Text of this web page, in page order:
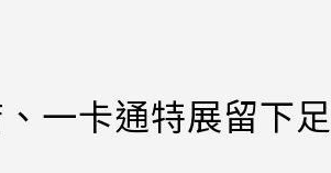
一卡通特展留下